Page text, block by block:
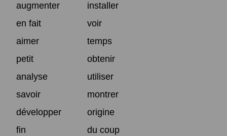
augmenter
installer
en fait
voir
aimer
temps
petit
obtenir
analyse
utiliser
savoir
montrer
développer
origine
fin
du coup